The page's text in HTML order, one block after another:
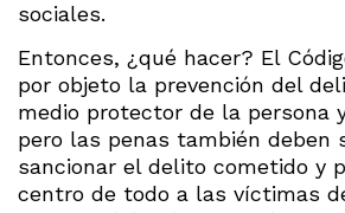
sociales.
Entonces, ¿qué hacer? El
por objeto la prevención del
medio protector de la persona
pero las penas también deben
sancionar el delito cometido y
centro de todo a las víctimas